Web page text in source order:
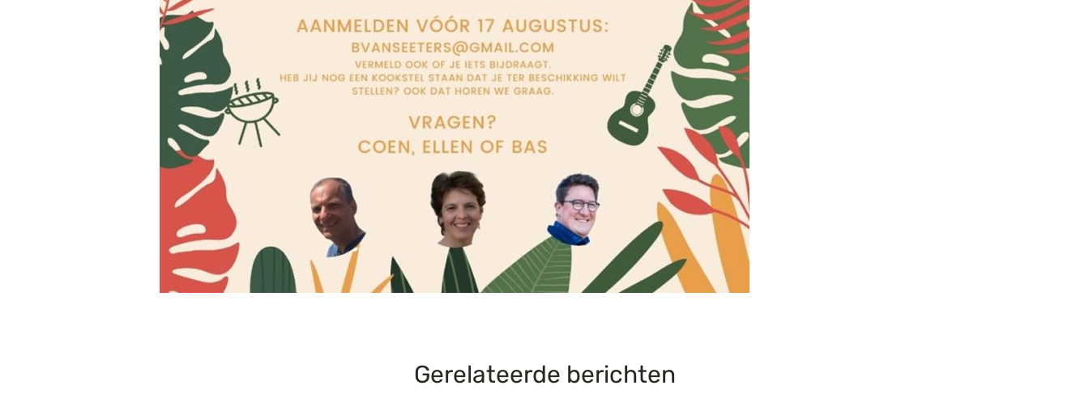
Gerelateerde berichten